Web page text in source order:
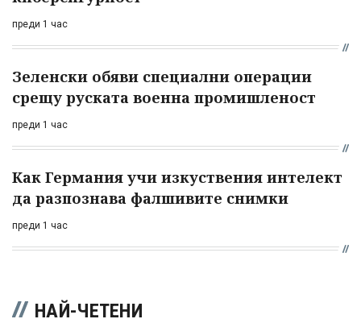
преди 1 час
Зеленски обяви специални операции
срещу руската военна промишленост
преди 1 час
Как Германия учи изкуствения интелект
да разпознава фалшивите снимки
преди 1 час
НАЙ-ЧЕТЕНИ